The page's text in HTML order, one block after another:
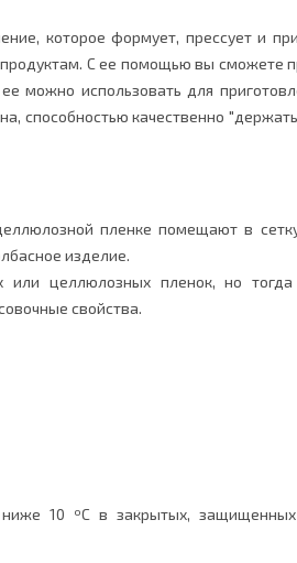
которое формует, прессует и
С ее помощью вы сможете
можно использовать для
способностью качественно
пленке помещают в
изделие.
целлюлозных пленок, но
свойства.
10 ºС в закрытых,